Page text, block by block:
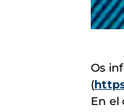
Os
(
En el